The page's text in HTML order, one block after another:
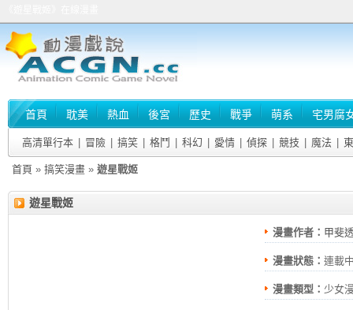
首頁 耽美 熱血 後宮 歷史 戰爭 萌系 宅男腐
高清單行本 冒險 搞笑 格鬥 科幻 愛情 偵探 競技 魔法
首頁 » 搞笑漫畫 » 遊星戰姬
遊星戰姬
漫畫作者： 甲斐
漫畫狀態： 連載
漫畫類型： 少女